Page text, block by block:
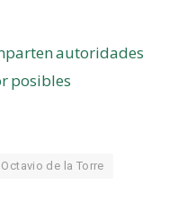
autoridades
posibles
Octavio de la Torre